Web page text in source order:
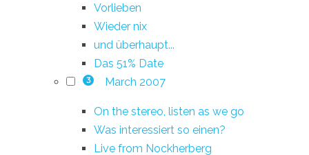
Vorlieben
Wieder nix
und überhaupt...
Das 51% Date
3 March 2007
On the stereo, listen as we go
Was interessiert so einen?
Live from Nockherberg